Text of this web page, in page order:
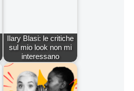
Ilary Blasi: le critiche
sul mio look non mi
interessano